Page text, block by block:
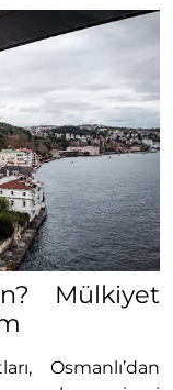
Mülkiyet
Osmanlı’dan